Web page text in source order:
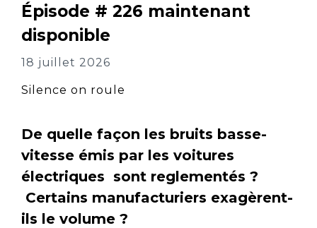
Épisode # 226 maintenant
disponible
18 juillet 2026
Silence on roule
De quelle façon les bruits basse-
vitesse émis par les voitures
électriques sont reglementés ?
Certains manufacturiers exagèrent-
ils le volume ?